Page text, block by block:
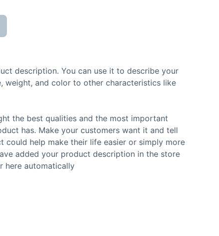
description. You can use it to describe your
weight, and color to other characteristics like
the best qualities and the most important
has. Make your customers want it and tell
could help make their life easier or simply more
added your product description in the store
here automatically